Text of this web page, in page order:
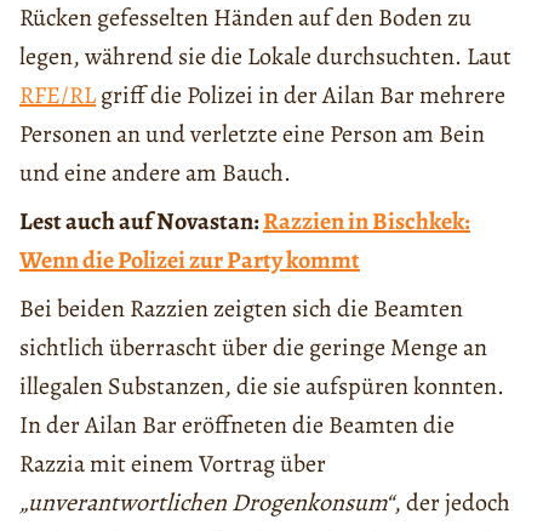
Rücken gefesselten Händen auf den Boden zu
legen, während sie die Lokale durchsuchten. Laut
RFE/RLgriff die Polizei in der Ailan Bar mehrere
Personen an und verletzte eine Person am Bein
und eine andere am Bauch.
Lest auch auf Novastan:Razzien in Bischkek:
Wenn die Polizei zur Party kommt
Bei beiden Razzien zeigten sich die Beamten
sichtlich überrascht über die geringe Menge an
illegalen Substanzen, die sie aufspüren konnten.
In der Ailan Bar eröffneten die Beamten die
Razzia mit einem Vortrag über
„unverantwortlichen Drogenkonsum“, der jedoch